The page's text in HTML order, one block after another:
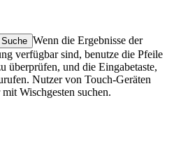
Wenn die Ergebnisse der
verfügbar sind, benutze die Pfeile
überprüfen, und die Eingabetaste,
Nutzer von Touch-Geräten
Wischgesten suchen.